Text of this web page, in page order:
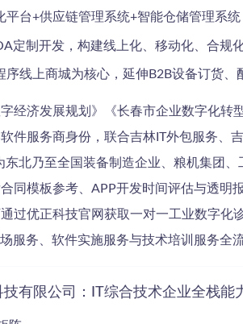
平台+供应链管理系统+智能仓储管理系
定制开发，构建线上化、移动化、合规
序线上商城为核心，延伸B2B设备订货
经济发展规划》《长春市企业数字化
件服务商身份，联合吉林IT外包服务、
东北乃至全国装备制造企业、粮机集团
同模板参考、APP开发时间评估与透明
过优正科技官网获取一对一工业数字
服务、软件实施服务与技术培训服务全流
有限公司：IT综合技术企业全栈能